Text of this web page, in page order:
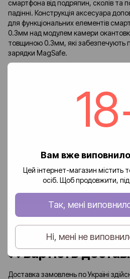
Вам вже
Цей інтернет-магазин містить
осіб. Щоб продовжити,
Так, мені
Ні, мені не
смартфона від подряпин, сколів та
падінні. Конструкція аксесуара
для функціональних елементів
0.3мм над модулем камери
товщиною 0.3мм, які забезпечують
зарядки MagSafe.
Додайте
Написати
Доставка Оплата
🚚 Вартість
Доставка замовлень по Україні